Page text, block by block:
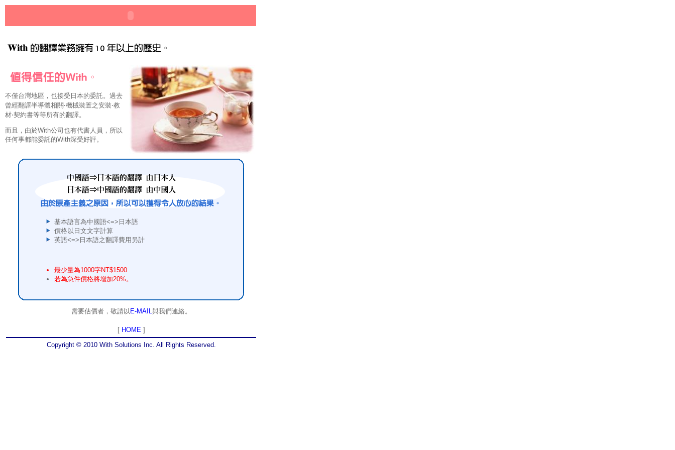
不僅台灣地區，也接受日本的委託。過去
曾經翻譯半導體相關‧機械裝置之安裝‧教
材‧契約書等等所有的翻譯。
而且，由於With公司也有代書人員，所以
任何事都能委託的With深受好評。
基本語言為中國語<=>日本語
價格以日文文字計算
英語<=>日本語之翻譯費用另計
最少量為1000字NT$1500
若為急件價格將增加20%。
需要估價者，敬請以 E-MAIL 與我們連絡。
[ HOME]
Copyright © 2010 With Solutions Inc. All Rights Reserved.